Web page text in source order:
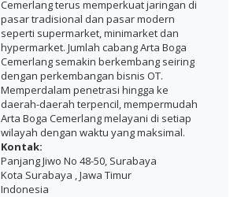
Cemerlang terus memperkuat jaringan di
pasar tradisional dan pasar modern
seperti supermarket, minimarket dan
hypermarket. Jumlah cabang Arta Boga
Cemerlang semakin berkembang seiring
dengan perkembangan bisnis OT.
Memperdalam penetrasi hingga ke
daerah-daerah terpencil, mempermudah
Arta Boga Cemerlang melayani di setiap
wilayah dengan waktu yang maksimal.
Kontak:
Panjang Jiwo No 48-50, Surabaya
Kota Surabaya , Jawa Timur
Indonesia